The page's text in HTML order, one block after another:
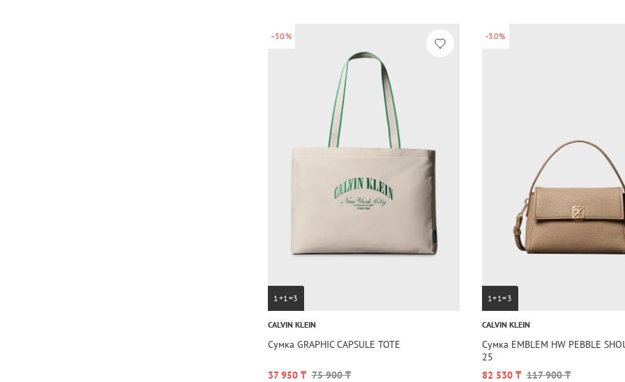
-50%
1+1=3
CALVIN KLEIN
Сумка GRAPHIC CAPSULE TOTE
37 950 ₸ 75 900 ₸
-30%
1+1=3
CALVIN KLEIN
Сумка EMBLEM HW PEBBLE
25
82 530 ₸ 117 900 ₸